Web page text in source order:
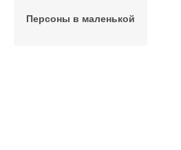
Персоны в маленькой